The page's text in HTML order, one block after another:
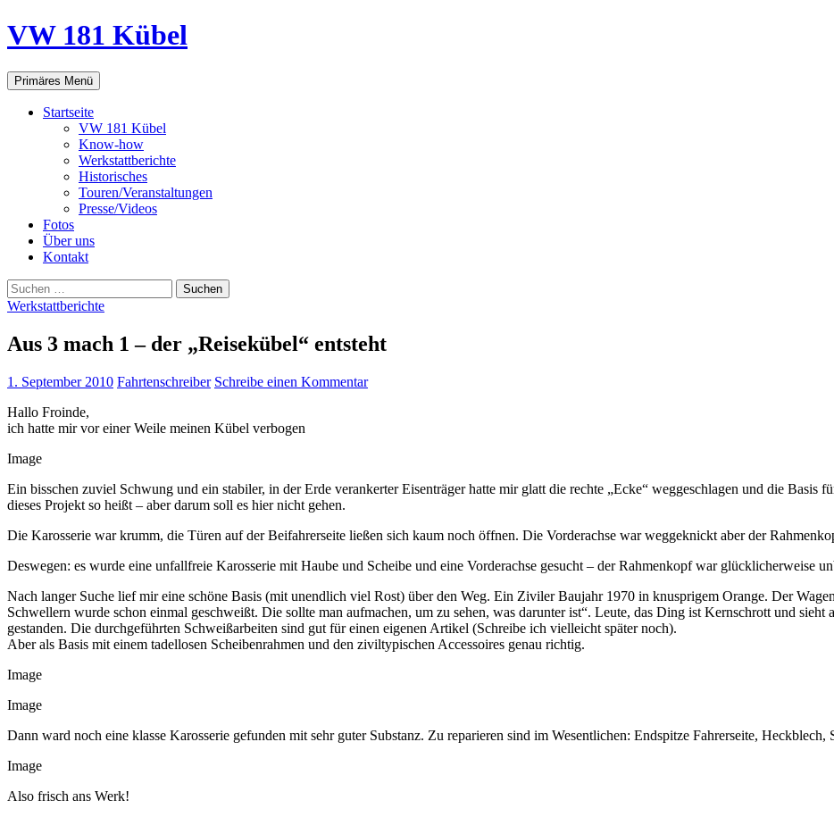
VW 181 Kübel
Suchen
Primäres Menü Springe
zum
Startseite
VW 181 Kübel
Know-how
Werkstattberichte
Historisches
Touren/Veranstaltungen
Presse/Videos
Fotos
Über uns
Kontakt
Suchen
nach:
Werkstattberichte
Aus 3 mach 1 – der „Reisekübel“ entsteht
1. September 2010 Fahrtenschreiber Schreibe einen Kommentar
Hallo Froinde,
ich hatte mir vor einer Weile meinen Kübel verbogen
Image
Ein bisschen zuviel Schwung und ein stabiler, in der Erde verankerter Eisenträger hatte mir glatt die rechte „Ecke“ weggeschlagen und die Basis
dieses Projekt so heißt – aber darum soll es hier nicht gehen.
Die Karosserie war krumm, die Türen auf der Beifahrerseite ließen sich kaum noch öffnen. Die Vorderachse war weggeknickt aber der
Deswegen: es wurde eine unfallfreie Karosserie mit Haube und Scheibe und eine Vorderachse gesucht – der Rahmenkopf war glücklicherweise
Nach langer Suche lief mir eine schöne Basis (mit unendlich viel Rost) über den Weg. Ein Ziviler Baujahr 1970 in knusprigem Orange. Der
Schwellern wurde schon einmal geschweißt. Die sollte man aufmachen, um zu sehen, was darunter ist“. Leute, das Ding ist Kernschrott und sieht
gestanden. Die durchgeführten Schweißarbeiten sind gut für einen eigenen Artikel (Schreibe ich vielleicht später noch).
Aber als Basis mit einem tadellosen Scheibenrahmen und den ziviltypischen Accessoires genau richtig.
Image
Image
Dann ward noch eine klasse Karosserie gefunden mit sehr guter Substanz. Zu reparieren sind im Wesentlichen: Endspitze Fahrerseite, Heckblech,
Image
Also frisch ans Werk!